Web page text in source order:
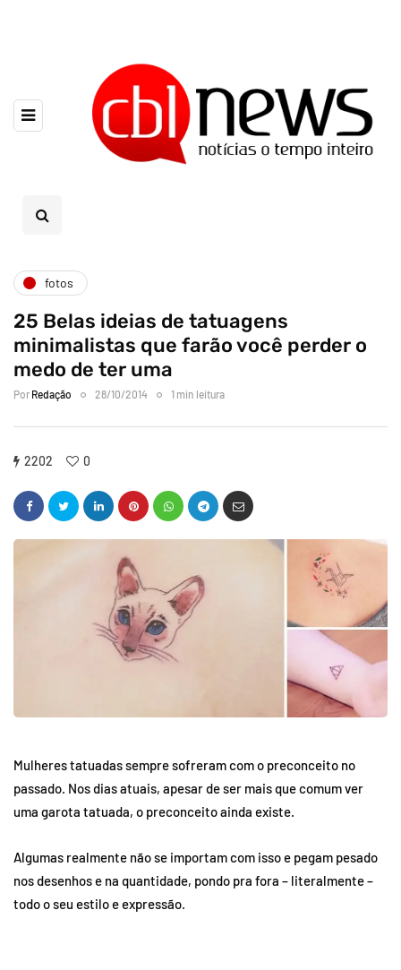
fotos
25 Belas ideias de tatuagens
minimalistas que farão você perder o
medo de ter uma
Por Redação 28/10/2014 1 min leitura
2202 0
Mulheres tatuadas sempre sofreram com o preconceito no
passado. Nos dias atuais, apesar de ser mais que comum ver
uma garota tatuada, o preconceito ainda existe.
Algumas realmente não se importam com isso e pegam pesado
nos desenhos e na quantidade, pondo pra fora – literalmente –
todo o seu estilo e expressão.